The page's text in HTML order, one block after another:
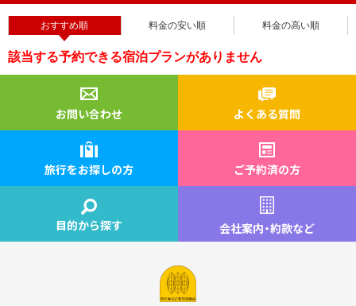
おすすめ順 料金の安い順 料金の高い順
該当する予約できる宿泊プランがありません
お問い合わせ よくある質問
旅行をお探しの方 ご予約済の方
目的から探す 会社案内・約款など